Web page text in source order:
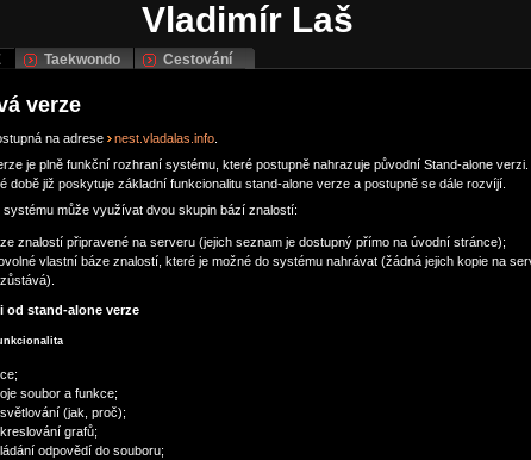
Vladimír Laš
Taekwondo Cestování
verze
na adrese nest.vladalas.info
je plně funkční rozhraní systému, které postupně nahrazuje původní Stand-alone verzi.
době již poskytuje základní funkcionalitu stand-alone verze a postupně se dále rozvíjí.
systému může využívat dvou skupin bází znalostí:
znalostí připravené na serveru (jejich seznam je dostupný přímo na úvodní stránce);
vlastní báze znalostí, které je možné do systému nahrávat (žádná jejich kopie na
od stand-alone verze
soubor a funkce;
(jak, proč);
grafů;
odpovědí do souboru;